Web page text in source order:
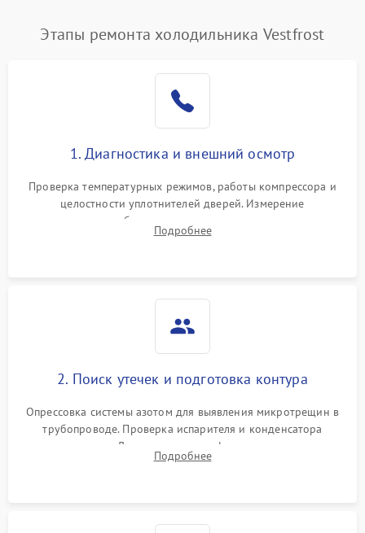
Поломка системы No Frost 2600 ₽ Подробнее →
работе
2000 ₽ Подробнее →
1000 ₽
1800 ₽
Этапы ремонта холодильника Vestfrost
1. Диагностика и внешний осмотр
Проверка температурных режимов, работы компрессора и
целостности уплотнителей дверей. Измерение
сопротивления обмоток мотора, проверка термостата и
считывание кодов ошибок с электронного дисплея.
Подробнее
2. Поиск утечек и подготовка контура
Опрессовка системы азотом для выявления микротрещин в
трубопроводе. Проверка испарителя и конденсатора
течеискателем. Демонтаж старого фильтра-осушителя и
продувка капиллярной трубки для устранения засоров.
Подробнее